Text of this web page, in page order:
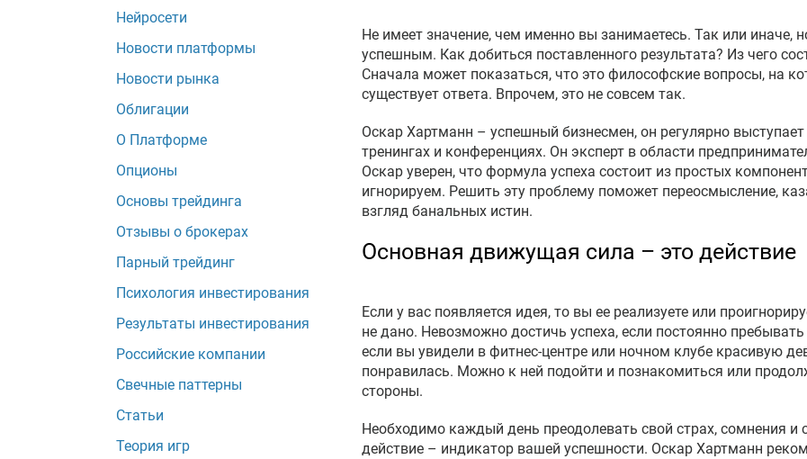
Нейросети
Новости платформы
Новости рынка
Облигации
О Платформе
Опционы
Основы трейдинга
Отзывы о брокерах
Парный трейдинг
Психология инвестирования
Результаты инвестирования
Российские компании
Свечные паттерны
Статьи
Теория игр
Не имеет значение, чем именно вы занимаетесь. Так или иначе,
успешным. Как добиться поставленного результата? Из чего
Сначала может показаться, что это философские вопросы, на
существует ответа. Впрочем, это не совсем так.
Оскар Хартманн – успешный бизнесмен, он регулярно
тренингах и конференциях. Он эксперт в области
Оскар уверен, что формула успеха состоит из простых
игнорируем. Решить эту проблему поможет переосмысление,
взгляд банальных истин.
Основная движущая сила – это действие
Если у вас появляется идея, то вы ее реализуете или
не дано. Невозможно достичь успеха, если постоянно
если вы увидели в фитнес-центре или ночном клубе красивую
понравилась. Можно к ней подойти и познакомиться или
стороны.
Необходимо каждый день преодолевать свой страх, сомнения и
действие – индикатор вашей успешности. Оскар Хартманн